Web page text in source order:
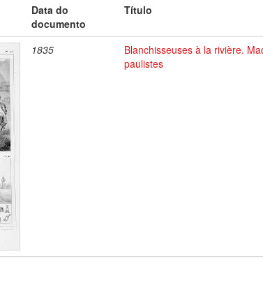
Data do
documento
Título
1835
Blanchisseuses à la rivière.
paulistes